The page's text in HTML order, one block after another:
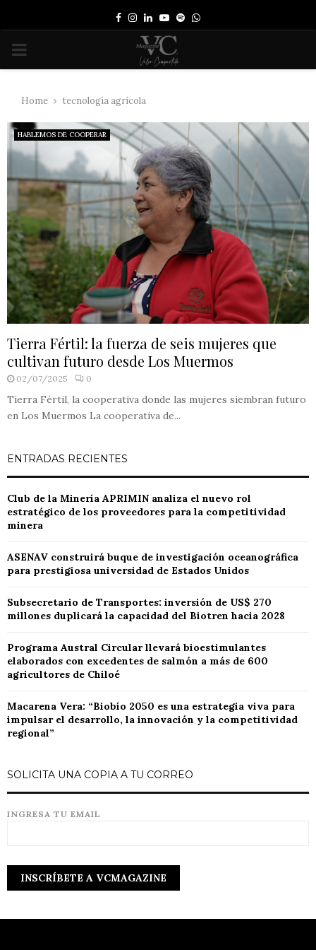
Facebook
Instagram
LinkedinYoutube
SpotifyWhatsapp
PRIMARY
Home tecnología agrícola
HABLEMOS DE COOPERAR
Tierra Fértil: la fuerza de seis mujeres que
cultivan futuro desde Los Muermos
02/07/2025 0
Tierra Fértil, la cooperativa donde las mujeres siembran futuro
en Los Muermos La cooperativa de...
ENTRADAS RECIENTES
Club de la Minería APRIMIN analiza el nuevo rol
estratégico de los proveedores para la competitividad
minera
ASENAV construirá buque de investigación oceanográfica
para prestigiosa universidad de Estados Unidos
Subsecretario de Transportes: inversión de US$ 270
millones duplicará la capacidad del Biotren hacia 2028
Programa Austral Circular llevará bioestimulantes
elaborados con excedentes de salmón a más de 600
agricultores de Chiloé
Macarena Vera: “Biobío 2050 es una estrategia viva para
impulsar el desarrollo, la innovación y la competitividad
regional”
SOLICITA UNA COPIA A TU CORREO
INGRESA TU EMAIL